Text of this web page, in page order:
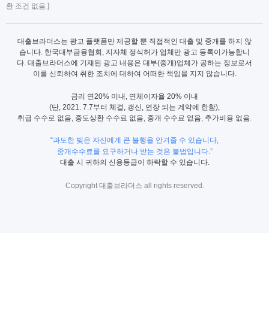
환 조건 없음.]
대출브라더스는 광고 플랫폼만 제공할 뿐 직접적인 대출 및 중개를 하지 않
습니다. 한국대부금융협회, 지자체 정식허가 업체만 광고 등록이가능합니
다. 대출브라더스에 기재된 광고 내용은 대부(중개)업체가 공하는 정보로서
이를 신뢰하여 취한 조치에 대하여 어떠한 책임을 지지 않습니다.
금리 연20% 이내, 연체이자율 20% 이내
(단, 2021. 7.7부터 체결, 갱신, 연장 되는 계약에 한함),
취급 수수로 없음, 중도상환 수수료 없음, 중개 수수료 없음, 추가비용 없음.
“과도한 빚은 자신에게 큰 불행을 안겨줄 수 있습니다,
중개수수료를 요구하거나 받는 것은 불법입니다.”
대출 시 귀하의 신용등급이 하락할 수 있습니다.
Copyright 대출브라더스 all rights reserved.